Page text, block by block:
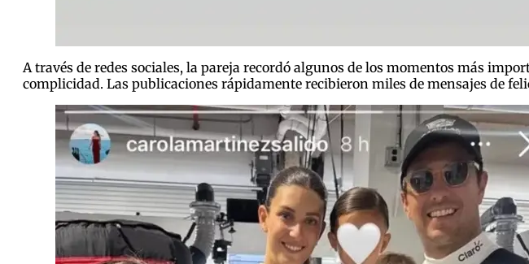
A través de redes sociales, la pareja recordó algunos de los momentos más
complicidad. Las publicaciones rápidamente recibieron miles de mensajes de